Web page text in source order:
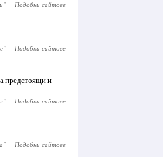
" Подобни сайтове
" Подобни сайтове
предстоящи и
" Подобни сайтове
" Подобни сайтове